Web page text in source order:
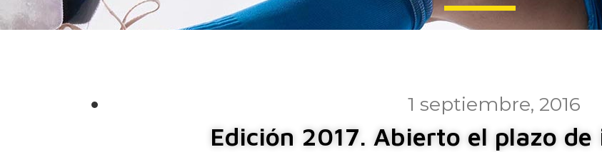
1 septiembre, 2016
Edición 2017. Abierto el plazo de